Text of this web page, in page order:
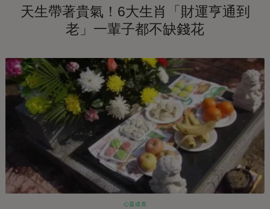
天生帶著貴氣！6大生肖「財運亨通到
老」一輩子都不缺錢花
心靈成長